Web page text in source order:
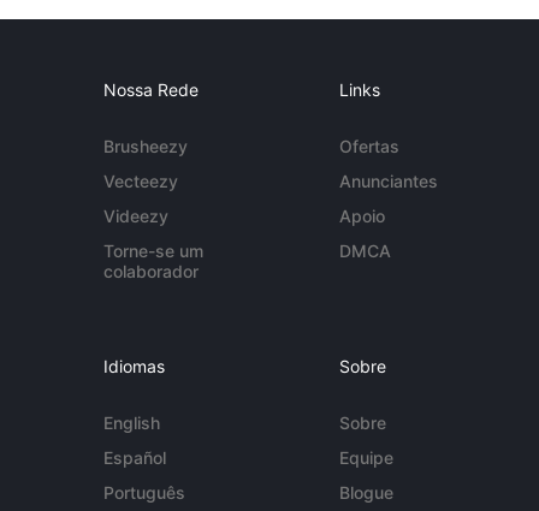
Nossa Rede
Brusheezy
Vecteezy
Videezy
Torne-se um
colaborador
Links
Ofertas
Anunciantes
Apoio
DMCA
Idiomas
English
Español
Português
Sobre
Sobre
Equipe
Blogue